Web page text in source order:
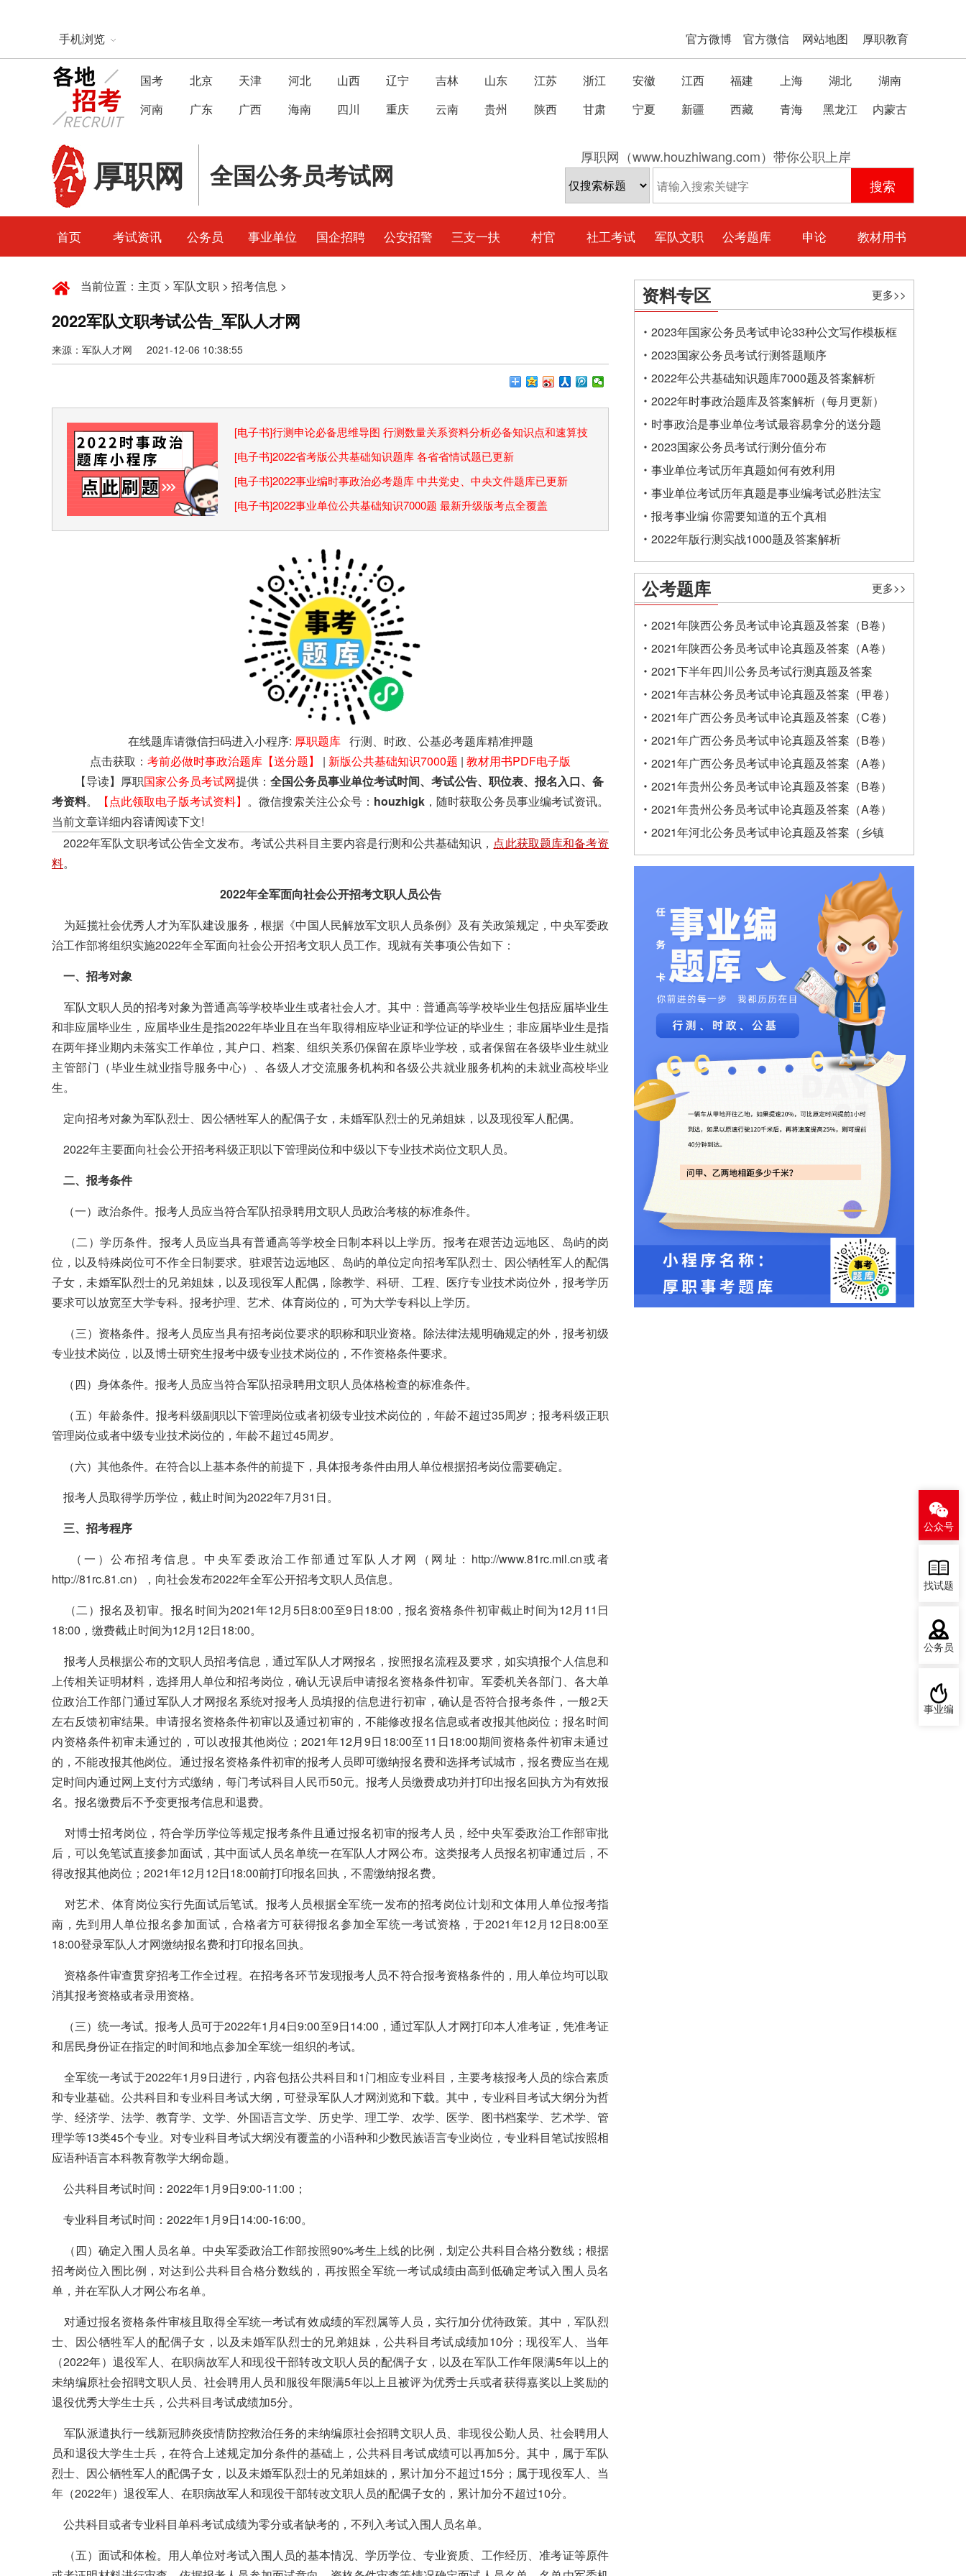
手机浏览 官方微博 官方微信 网站地图 厚职教育
国考 北京 天津 河北 山西 辽宁 吉林 山东 江苏 浙江 安徽 江西 福建 上海 湖北
湖南
河南
广东 广西 海南 四川 重庆 云南 贵州 陕西 甘肃 宁夏 新疆 西藏 青海 黑龙江 内蒙古
厚职网 全国公务员考试网
厚职网（www.houzhiwang.com）带你公职上岸
首页 考试资讯 公务员 事业单位 国企招聘 公安招警 三支一扶 村官 社工考试 军队文职 公考题库 申论 教材用书
当前位置： 主页 > 军队文职 > 招考信息 >
2022军队文职考试公告_军队人才网
来源：军队人才网 2021-12-06 10:38:55
[电子书]行测申论必备思维导图 行测数量关系资料分析必备知识点和速算技
巧
[电子书]2022省考版公共基础知识题库 各省省情试题已更新
[电子书]2022事业编时事政治必考题库 中共党史、中央文件题库已更新
[电子书]2022事业单位公共基础知识7000题 最新升级版考点全覆盖
在线题库请微信扫码进入小程序: 厚职题库行测、时政、公基必考题库精准押题
点击获取： 考前必做时事政治题库【送分题】 | 新版公共基础知识7000题 | 教材用书PDF电子版
【导读】厚职国家公务员考试网提供： 全国公务员事业单位考试时间、考试公告、职位表、报名入口、备
考资料。 【点此领取电子版考试资料】 。微信搜索关注公众号： houzhigk ，随时获取公务员事业编考试资讯。
当前文章详细内容请阅读下文!
2022年军队文职考试公告全文发布。考试公共科目主要内容是行测和公共基础知识， 点此获取题库和备考资
料。
2022年全军面向社会公开招考文职人员公告
为延揽社会优秀人才为军队建设服务，根据《中国人民解放军文职人员条例》及有关政策规定，中央军委政
治工作部将组织实施2022年全军面向社会公开招考文职人员工作。现就有关事项公告如下：
一、招考对象
军队文职人员的招考对象为普通高等学校毕业生或者社会人才。其中：普通高等学校毕业生包括应届毕业生
和非应届毕业生，应届毕业生是指2022年毕业且在当年取得相应毕业证和学位证的毕业生；非应届毕业生是指
在两年择业期内未落实工作单位，其户口、档案、组织关系仍保留在原毕业学校，或者保留在各级毕业生就业
主管部门（毕业生就业指导服务中心）、各级人才交流服务机构和各级公共就业服务机构的未就业高校毕业
生。
定向招考对象为军队烈士、因公牺牲军人的配偶子女，未婚军队烈士的兄弟姐妹，以及现役军人配偶。
2022年主要面向社会公开招考科级正职以下管理岗位和中级以下专业技术岗位文职人员。
二、报考条件
（一）政治条件。报考人员应当符合军队招录聘用文职人员政治考核的标准条件。
（二）学历条件。报考人员应当具有普通高等学校全日制本科以上学历。报考在艰苦边远地区、岛屿的岗
位，以及特殊岗位可不作全日制要求。驻艰苦边远地区、岛屿的单位定向招考军队烈士、因公牺牲军人的配偶
子女，未婚军队烈士的兄弟姐妹，以及现役军人配偶，除教学、科研、工程、医疗专业技术岗位外，报考学历
要求可以放宽至大学专科。报考护理、艺术、体育岗位的，可为大学专科以上学历。
（三）资格条件。报考人员应当具有招考岗位要求的职称和职业资格。除法律法规明确规定的外，报考初级
专业技术岗位，以及博士研究生报考中级专业技术岗位的，不作资格条件要求。
（四）身体条件。报考人员应当符合军队招录聘用文职人员体格检查的标准条件。
（五）年龄条件。报考科级副职以下管理岗位或者初级专业技术岗位的，年龄不超过35周岁；报考科级正职
管理岗位或者中级专业技术岗位的，年龄不超过45周岁。
（六）其他条件。在符合以上基本条件的前提下，具体报考条件由用人单位根据招考岗位需要确定。
报考人员取得学历学位，截止时间为2022年7月31日。
三、招考程序
（一）公布招考信息。中央军委政治工作部通过军队人才网（网址：http://www.81rc.mil.cn或者
http://81rc.81.cn），向社会发布2022年全军公开招考文职人员信息。
（二）报名及初审。报名时间为2021年12月5日8:00至9日18:00，报名资格条件初审截止时间为12月11日
18:00，缴费截止时间为12月12日18:00。
报考人员根据公布的文职人员招考信息，通过军队人才网报名，按照报名流程及要求，如实填报个人信息和
上传相关证明材料，选择用人单位和招考岗位，确认无误后申请报名资格条件初审。军委机关各部门、各大单
位政治工作部门通过军队人才网报名系统对报考人员填报的信息进行初审，确认是否符合报考条件，一般2天
左右反馈初审结果。申请报名资格条件初审以及通过初审的，不能修改报名信息或者改报其他岗位；报名时间
内资格条件初审未通过的，可以改报其他岗位；2021年12月9日18:00至11日18:00期间资格条件初审未通过
的，不能改报其他岗位。通过报名资格条件初审的报考人员即可缴纳报名费和选择考试城市，报名费应当在规
定时间内通过网上支付方式缴纳，每门考试科目人民币50元。报考人员缴费成功并打印出报名回执方为有效报
名。报名缴费后不予变更报考信息和退费。
对博士招考岗位，符合学历学位等规定报考条件且通过报名初审的报考人员，经中央军委政治工作部审批
后，可以免笔试直接参加面试，其中面试人员名单统一在军队人才网公布。这类报考人员报名初审通过后，不
得改报其他岗位；2021年12月12日18:00前打印报名回执，不需缴纳报名费。
对艺术、体育岗位实行先面试后笔试。报考人员根据全军统一发布的招考岗位计划和文体用人单位报考指
南，先到用人单位报名参加面试，合格者方可获得报名参加全军统一考试资格，于2021年12月12日8:00至
18:00登录军队人才网缴纳报名费和打印报名回执。
资格条件审查贯穿招考工作全过程。在招考各环节发现报考人员不符合报考资格条件的，用人单位均可以取
消其报考资格或者录用资格。
（三）统一考试。报考人员可于2022年1月4日9:00至9日14:00，通过军队人才网打印本人准考证，凭准考证
和居民身份证在指定的时间和地点参加全军统一组织的考试。
全军统一考试于2022年1月9日进行，内容包括公共科目和1门相应专业科目，主要考核报考人员的综合素质
和专业基础。公共科目和专业科目考试大纲，可登录军队人才网浏览和下载。其中，专业科目考试大纲分为哲
学、经济学、法学、教育学、文学、外国语言文学、历史学、理工学、农学、医学、图书档案学、艺术学、管
理学等13类45个专业。对专业科目考试大纲没有覆盖的小语种和少数民族语言专业岗位，专业科目笔试按照相
应语种语言本科教育教学大纲命题。
公共科目考试时间：2022年1月9日9:00-11:00；
专业科目考试时间：2022年1月9日14:00-16:00。
（四）确定入围人员名单。中央军委政治工作部按照90%考生上线的比例，划定公共科目合格分数线；根据
招考岗位入围比例，对达到公共科目合格分数线的，再按照全军统一考试成绩由高到低确定考试入围人员名
单，并在军队人才网公布名单。
对通过报名资格条件审核且取得全军统一考试有效成绩的军烈属等人员，实行加分优待政策。其中，军队烈
士、因公牺牲军人的配偶子女，以及未婚军队烈士的兄弟姐妹，公共科目考试成绩加10分；现役军人、当年
（2022年）退役军人、在职病故军人和现役干部转改文职人员的配偶子女，以及在军队工作年限满5年以上的
未纳编原社会招聘文职人员、社会聘用人员和服役年限满5年以上且被评为优秀士兵或者获得嘉奖以上奖励的
退役优秀大学生士兵，公共科目考试成绩加5分。
军队派遣执行一线新冠肺炎疫情防控救治任务的未纳编原社会招聘文职人员、非现役公勤人员、社会聘用人
员和退役大学生士兵，在符合上述规定加分条件的基础上，公共科目考试成绩可以再加5分。其中，属于军队
烈士、因公牺牲军人的配偶子女，以及未婚军队烈士的兄弟姐妹的，累计加分不超过15分；属于现役军人、当
年（2022年）退役军人、在职病故军人和现役干部转改文职人员的配偶子女的，累计加分不超过10分。
公共科目或者专业科目单科考试成绩为零分或者缺考的，不列入考试入围人员名单。
（五）面试和体检。用人单位对考试入围人员的基本情况、学历学位、专业资质、工作经历、准考证等原件
资料专区 更多>>
2023年国家公务员考试申论33种公文写作模板框
架
2023国家公务员考试行测答题顺序
2022年公共基础知识题库7000题及答案解析
2022年时事政治题库及答案解析（每月更新）
时事政治是事业单位考试最容易拿分的送分题
2023国家公务员考试行测分值分布
事业单位考试历年真题如何有效利用
事业单位考试历年真题是事业编考试必胜法宝
报考事业编 你需要知道的五个真相
2022年版行测实战1000题及答案解析
公考题库 更多>>
2021年陕西公务员考试申论真题及答案（B卷）
2021年陕西公务员考试申论真题及答案（A卷）
2021下半年四川公务员考试行测真题及答案
2021年吉林公务员考试申论真题及答案（甲卷）
2021年广西公务员考试申论真题及答案（C卷）
2021年广西公务员考试申论真题及答案（B卷）
2021年广西公务员考试申论真题及答案（A卷）
2021年贵州公务员考试申论真题及答案（B卷）
2021年贵州公务员考试申论真题及答案（A卷）
2021年河北公务员考试申论真题及答案（乡镇
卷）
公众号
找试题
公务员
事业编